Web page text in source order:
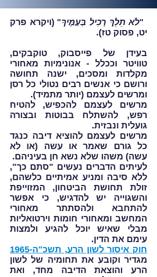
"לֹא תֵלֵךְ רָכִיל בְּעַמֶּיךָ" (ויקרא פרק
יט, פסוק טז).
בעידן של פייסבוק, טוקבקים,
טוויטר וככלל - אנונימיות מאחורי
מקלדות ומסכים, ישנה תחושה
ורושם כי אנשים רבים נטולי כל רסן
ומרשים לעצמם (יותר מתמיד).
מרשים לעצמם להכפיש, להטיח
רפש, להשתלח בבוטות ובצורה
גועלית ונבזית.
מרשים לעצמם להוציא דיבה כנגד
כל גורם שאמר או עשה (או לא
עשה) משהו שלא נשא חן בעיניהם.
לעיתים הדברים נעשים "סתם כך",
ללא סיבה ומניע אמיתיים כלשהם,
זולת תחושת הביטחון, המזוייפת
והשגוייה יש להדגיש, כי אפשר
להתחבא ולהסתתר מאחורי
המחשב ומאחורי חומות וירטואליות
מבלי שאיש יוכל להגיע ולמצות
עימם את הדין.
חוק איסור לשון הרע, תשכ"ה-1965
מגדיר וקובע את תחומיה של לשון
הרע והוצאת הדיבה מחד, ואת